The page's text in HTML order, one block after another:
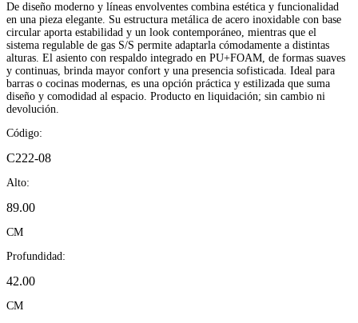
De diseño moderno y líneas envolventes combina estética y funcionalidad
en una pieza elegante. Su estructura metálica de acero inoxidable con base
circular aporta estabilidad y un look contemporáneo, mientras que el
sistema regulable de gas S/S permite adaptarla cómodamente a distintas
alturas. El asiento con respaldo integrado en PU+FOAM, de formas suaves
y continuas, brinda mayor confort y una presencia sofisticada. Ideal para
barras o cocinas modernas, es una opción práctica y estilizada que suma
diseño y comodidad al espacio. Producto en liquidación; sin cambio ni
devolución.
Código:
C222-08
Alto:
89.00
CM
Profundidad:
42.00
CM